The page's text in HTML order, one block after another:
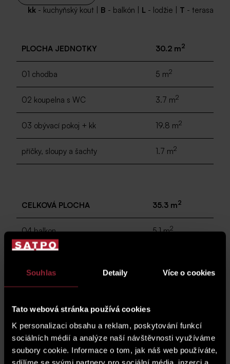
Souhlas Detaily Více o cookies
Tato webová stránka používá cookies
K personalizaci obsahu a reklam, poskytování funkcí
sociálních médií a analýze naší návštěvnosti využíváme
soubory cookie. Informace o tom, jak náš web používáte,
sdílíme se svými partnery pro sociální média, inzerci a
kk - kuchyňský kout | B - balkón | L - lodžie | T - terasa
PLOCHA JEDNOTKY 30.2 m2
01 chodba 5 m2
02 koupelna s WC 3.7 m2
03 obývací pokoj + kk 19.8 m2
příčky, sloupy a šachty 1.7 m2
CELKOVÁ PLOCHA 35.3 m2
04 balkon 5.1 m2
parkovací stání
cena parkovacího stání*
* Cena jednotky nezahrnuje parkovací stání.